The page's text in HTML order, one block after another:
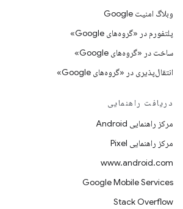
وبلاگ امنیت Google
پلتفورم در «گروه‌های Google»
ساخت در «گروه‌های Google»
انتقال‌پذیری در «گروه‌های Google»
دریافت راهنمایی
مرکز راهنمایی Android
مرکز راهنمایی Pixel
www.android.com
Google Mobile Services
Stack Overflow